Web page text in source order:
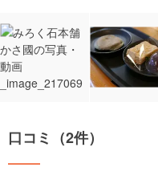
口コミ（2件）